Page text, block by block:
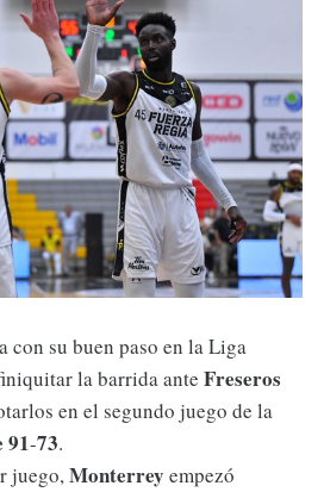
con su buen paso en la Liga
la barrida ante Freseros
en el segundo juego de la
91-73.
juego,Monterrey empezó